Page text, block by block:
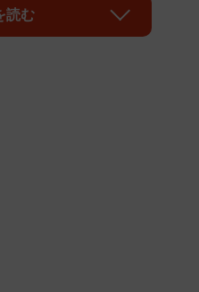
や塩もみキュウリ、秋田な
など。身近な食材を使った
読む